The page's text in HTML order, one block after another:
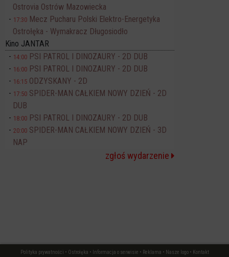
Ostrovia Ostrów Mazowiecka
17:30 Mecz Pucharu Polski Elektro-Energetyka
Ostrołęka - Wymakracz Długosiodło
Kino JANTAR
14:00 PSI PATROL I DINOZAURY - 2D DUB
16:00 PSI PATROL I DINOZAURY - 2D DUB
16:15 ODZYSKANY - 2D
17:50 SPIDER-MAN CAŁKIEM NOWY DZIEŃ - 2D
DUB
18:00 PSI PATROL I DINOZAURY - 2D DUB
20:00 SPIDER-MAN CAŁKIEM NOWY DZIEŃ - 3D
NAP
zgłoś wydarzenie
Polityka prywatności • Ostrołęka • Informacja o serwisie • Reklama • Nasze logo• Kontakt